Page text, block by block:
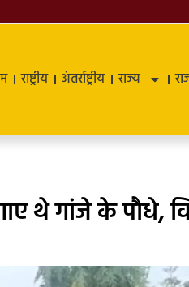
राष्ट्रीय अंतर्राष्ट्रीय राज्य
थे गांजे के पौधे,